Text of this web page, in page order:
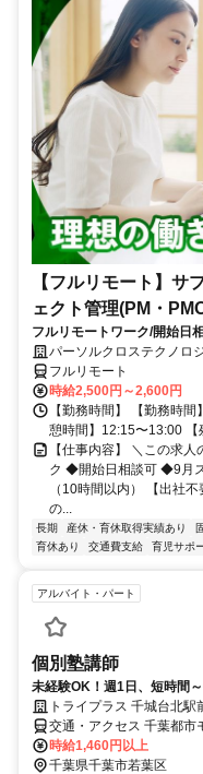
【フルリモート】サ
ェクト管理(PM・
フルリモートワーク/開始日
少なめ（10時間以内）
パーソルクロステクノロ
フルリモート
時給2,500円～2,600円
【勤務時間】 【勤務時
憩時間】12:15〜13:00
【仕事内容】 ＼この求
ク ◆開始日相談可 ◆9月
（10時間以内） 【出社
の...
長期 産休・育休取得実績あり
育休あり
交通費支給 育児サポ
アルバイト・パート
個別塾講師
未経験OK！週1日、短時間
トライプラス 千城台北駅
交通・アクセス 千葉都市
時給1,460円以上
千葉県千葉市若葉区